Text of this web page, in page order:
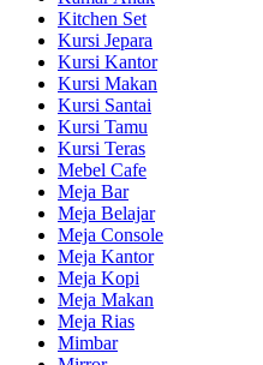
Kitchen Set
Kursi Jepara
Kursi Kantor
Kursi Makan
Kursi Santai
Kursi Tamu
Kursi Teras
Mebel Cafe
Meja Bar
Meja Belajar
Meja Console
Meja Kantor
Meja Kopi
Meja Makan
Meja Rias
Mimbar